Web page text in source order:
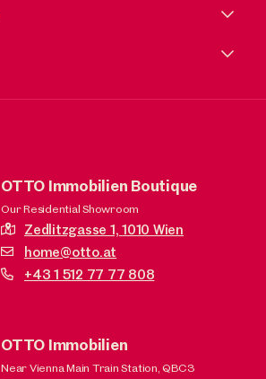
OTTO Immobilien Boutique
Our Residential Showroom
Zedlitzgasse 1,1010 Wien
home@otto.at
+43 1 512 77 77 808
OTTO Immobilien
Near Vienna Main Train Station, QBC3